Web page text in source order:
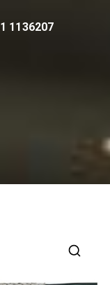
1136207